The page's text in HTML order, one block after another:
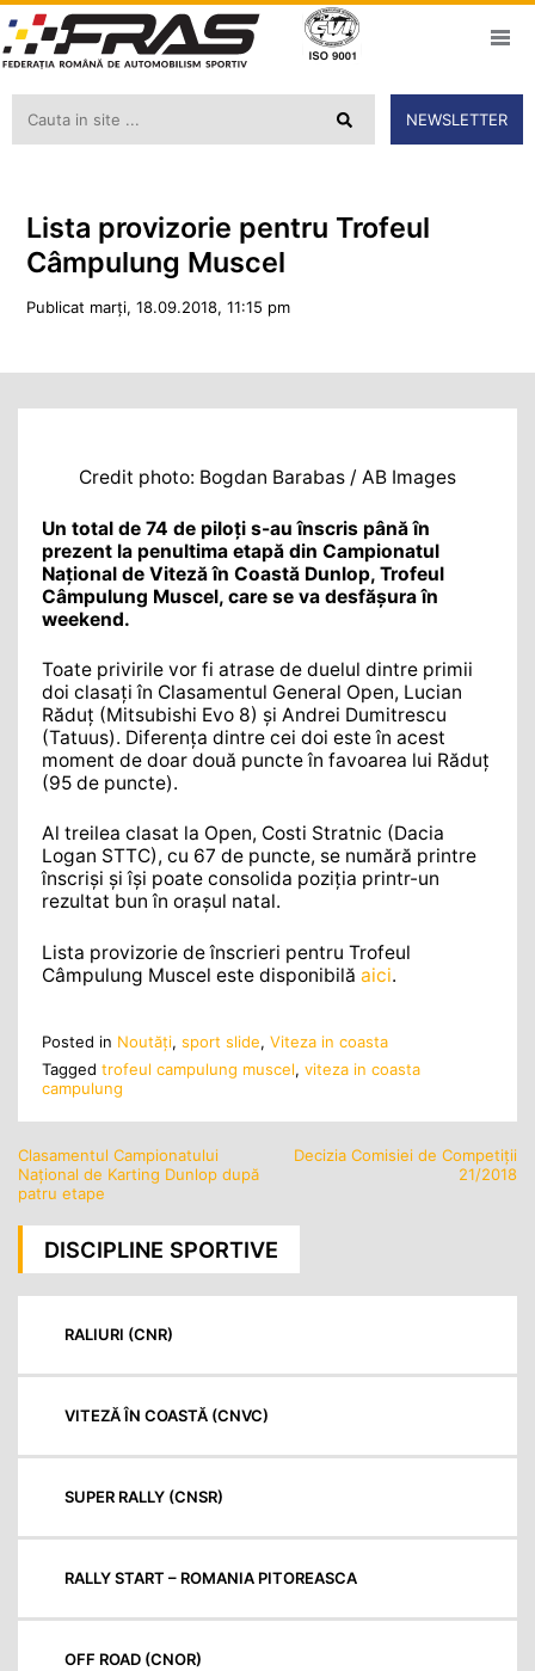
NEWSLETTER
Lista provizorie pentru Trofeul
Câmpulung Muscel
Publicat marți, 18.09.2018, 11:15 pm
Credit photo: Bogdan Barabas / AB Images
Un total de 74 de piloți s-au înscris până în
prezent la penultima etapă din Campionatul
Național de Viteză în Coastă Dunlop, Trofeul
Câmpulung Muscel, care se va desfășura în
weekend.
Toate privirile vor fi atrase de duelul dintre primii
doi clasați în Clasamentul General Open, Lucian
Răduț (Mitsubishi Evo 8) și Andrei Dumitrescu
(Tatuus). Diferența dintre cei doi este în acest
moment de doar două puncte în favoarea lui Răduț
(95 de puncte).
Al treilea clasat la Open, Costi Stratnic (Dacia
Logan STTC), cu 67 de puncte, se numără printre
înscriși și își poate consolida poziția printr-un
rezultat bun în orașul natal.
Lista provizorie de înscrieri pentru Trofeul
Câmpulung Muscel este disponibilă aici.
Posted in Noutăţi, sport slide, Viteza in coasta
Tagged trofeul campulung muscel, viteza in coasta
campulung
Navigare
în
articole
Clasamentul Campionatului
Național de Karting Dunlop după
patru etape
Decizia Comisiei de Competiții
21/2018
DISCIPLINE SPORTIVE
RALIURI (CNR)
VITEZĂ ÎN COASTĂ (CNVC)
SUPER RALLY (CNSR)
RALLY START – ROMANIA PITOREASCA
OFF ROAD (CNOR)